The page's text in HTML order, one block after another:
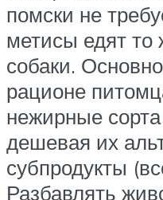
помски не
метисы едят
собаки.
рационе
нежирные
дешевая их
субпродукты
Разбавлять